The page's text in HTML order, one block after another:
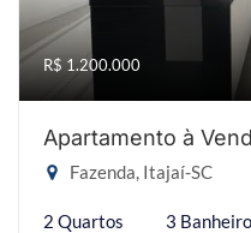
R$ 1.200.000
Apartamento à
Fazenda, Itajaí-SC
2 Quartos 3